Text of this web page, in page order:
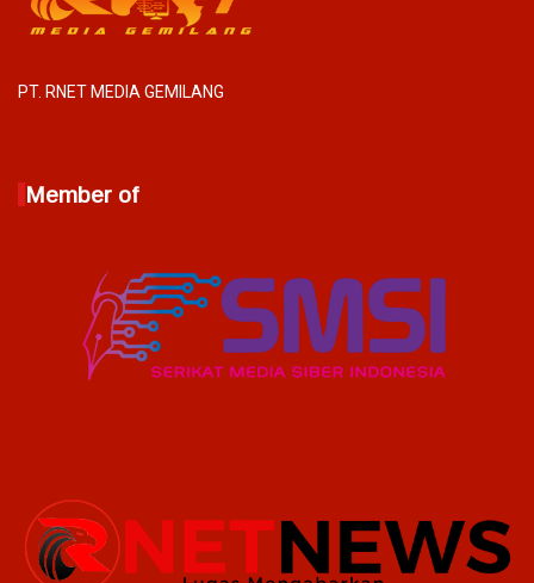
PT. RNET MEDIA GEMILANG
Member of